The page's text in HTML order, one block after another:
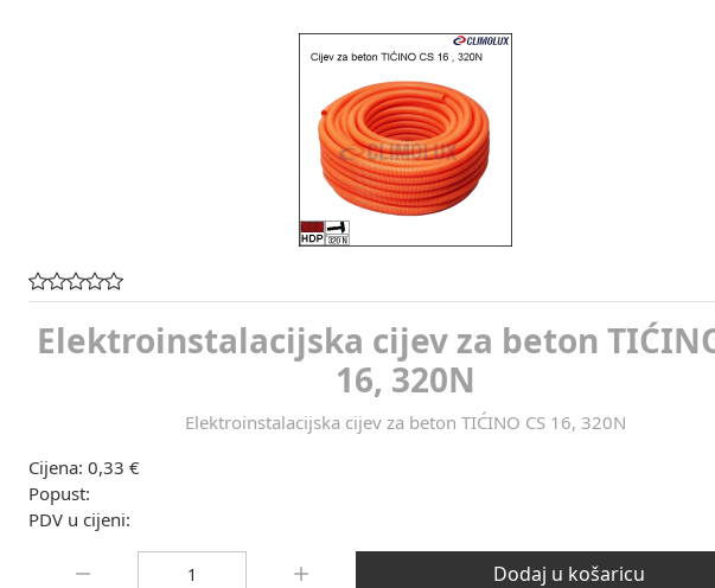
Elektroinstalacijska cijev za beton
16, 320N
Elektroinstalacijska cijev za beton TIĆINO CS 16, 320N
Cijena: 0,33 €
Popust:
PDV u cijeni:
Dodaj u košaricu